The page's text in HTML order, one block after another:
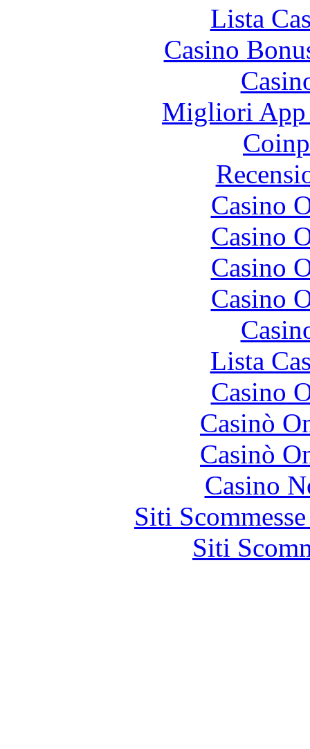
Lista
Casino
Migliori App
Casino
Casino
Casino
Casino
Lista
Casino
Casinò
Casinò
Casino
Siti
Siti